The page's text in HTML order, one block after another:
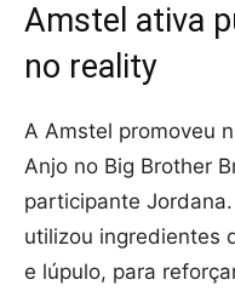
Amstel ativa
no reality
A Amstel promoveu
Anjo no Big Brother
participante
utilizou ingredientes
e lúpulo, para